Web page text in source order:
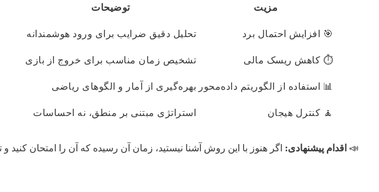
مزیت توضیحات
🎯 افزایش احتمال برد تحلیل دقیق ضرایب برای ورود هوشمندانه
⏱ کاهش ریسک مالی تشخیص زمان مناسب برای خروج از بازی
📊 استفاده از الگوریتم داده‌محور بهره‌گیری از آمار و الگوهای ریاضی
🧘 کنترل هیجان استراتژی مبتنی بر منطق، نه احساسات
📣 اقدام پیشنهادی: اگر هنوز با این روش آشنا نیستید، زمان آن رسیده که آن را امتحان کنید